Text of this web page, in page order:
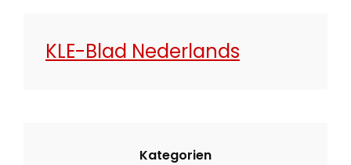
KLE-Blad Nederlands
Kategorien